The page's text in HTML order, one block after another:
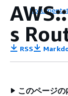
s
RSS
このページの